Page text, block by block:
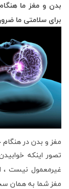
بدن و مغز ما
برای سلامتی ما
مغز و بدن در
تصور اینکه
غیرمعمول نیست ،
مغز شما به همان